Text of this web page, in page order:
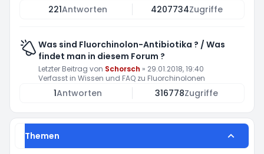
221Antworten 4207734Zugriffe
Was sind Fluorchinolon-Antibiotika ? / Was
findet man in diesem Forum ?
Letzter Beitrag von Schorsch » 29.01.2018, 19:40
Verfasst in Wissen und FAQ zu Fluorchinolonen
1Antworten 316778Zugriffe
Themen